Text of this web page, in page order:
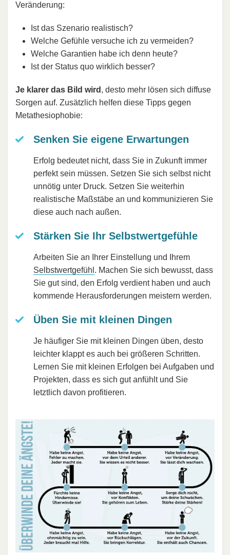
Veränderung:
Ist das Szenario realistisch?
Welche Gefühle versuche ich zu vermeiden?
Welche Garantien habe ich denn heute?
Ist der Status quo wirklich besser?
Je klarer das Bild wird , desto mehr lösen sich diffuse
Sorgen auf. Zusätzlich helfen diese Tipps gegen
Metathesiophobie:
Senken Sie eigene Erwartungen
Erfolg bedeutet nicht, dass Sie in Zukunft immer
perfekt sein müssen. Setzen Sie sich selbst nicht
unnötig unter Druck. Setzen Sie weiterhin
realistische Maßstäbe an und kommunizieren Sie
diese auch nach außen.
Stärken Sie Ihr Selbstwertgefühle
Arbeiten Sie an Ihrer Einstellung und Ihrem
Selbstwertgefühl . Machen Sie sich bewusst, dass
Sie gut sind, den Erfolg verdient haben und auch
kommende Herausforderungen meistern werden.
Üben Sie mit kleinen Dingen
Je häufiger Sie mit kleinen Dingen üben, desto
leichter klappt es auch bei größeren Schritten.
Lernen Sie mit kleinen Erfolgen bei Aufgaben und
Projekten, dass es sich gut anfühlt und Sie
letztlich davon profitieren.